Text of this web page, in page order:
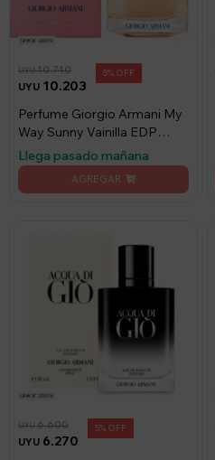
UYU 10.203
UYU10.740 5
Perfume Giorgio Armani My
Way Sunny Vainilla EDP
90ml
Llega pasado mañana
UYU 6.270
UYU6.600 5